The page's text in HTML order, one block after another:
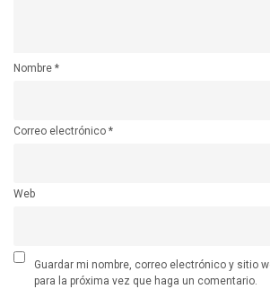
Nombre *
Correo electrónico *
Web
Guardar mi nombre, correo electrónico y sitio
para la próxima vez que haga un comentario.